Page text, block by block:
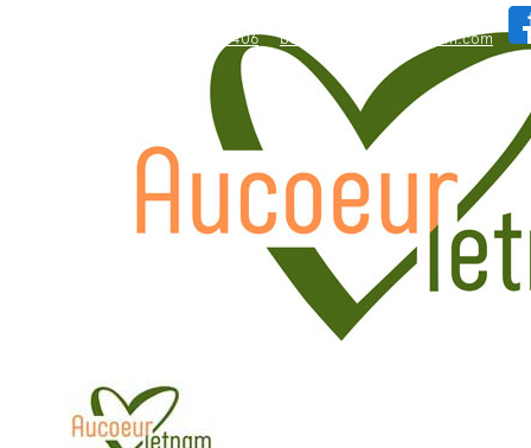
WhatsApp: +84.909.426.406 bonjour@aucoeurvietnam.com